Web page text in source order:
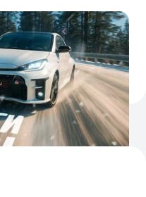
раллийные
GR Yaris
великолепным дорогам